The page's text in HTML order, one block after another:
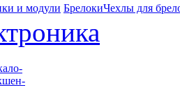
и модули БрелокиЧехлы для